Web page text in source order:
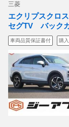
三菱
エクリプスクロ
セグTV バック
車両品質保証書付 購